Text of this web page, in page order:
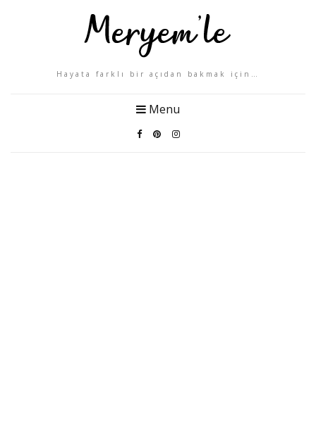
Hayata farklı bir açıdan bakmak için…
Menu